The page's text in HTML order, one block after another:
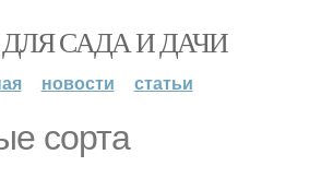
САДА И ДАЧИ
новости статьи
сорта